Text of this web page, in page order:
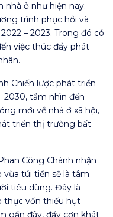
nhà ở như hiện nay.
trình phục hồi và
– 2023. Trong đó có
việc thúc đẩy phát
Chiến lược phát triển
2030, tầm nhìn đến
mới về nhà ở xã hội,
triển thị trường bất
Công Chánh nhận
vừa túi tiền sẽ là tâm
tiêu dùng. Đây là
thực vốn thiếu hụt